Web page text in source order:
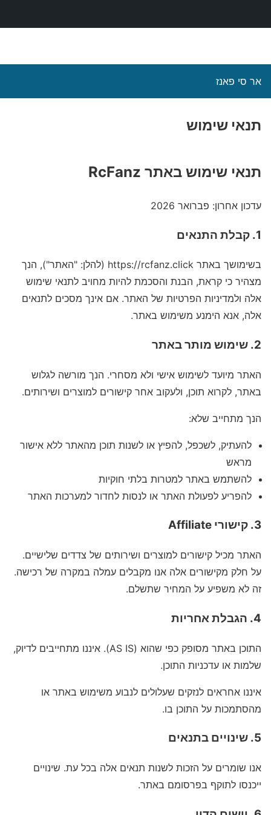
אר סי פאנז
תנאי שימוש
תנאי שימוש באתר RcFanz
עדכון אחרון: פברואר 2026
1. קבלת התנאים
בשימושך באתר https://rcfanz.click (להלן: "האתר"), הנך
מצהיר כי קראת, הבנת והסכמת להיות מחויב לתנאי שימוש
אלה ולמדיניות הפרטיות של האתר. אם אינך מסכים לתנאים
אלה, אנא הימנע משימוש באתר.
2. שימוש מותר באתר
האתר מיועד לשימוש אישי ולא מסחרי. הנך מורשה לגלוש
באתר, לקרוא תוכן, ולעקוב אחר קישורים למוצרים ושירותים.
הנך מתחייב שלא:
להעתיק, לשכפל, להפיץ או לשנות תוכן מהאתר ללא אישור
מראש
להשתמש באתר למטרות בלתי חוקיות
להפריע לפעולת האתר או לנסות לחדור למערכות האתר
3. קישורי Affiliate
האתר מכיל קישורים למוצרים ושירותים של צדדים שלישיים.
על חלק מקישורים אלה אנו מקבלים עמלה במקרה של רכישה.
זה לא משפיע על המחיר שתשלם.
4. הגבלת אחריות
התוכן באתר מסופק כפי שהוא (AS IS). איננו מתחייבים לדיוק,
שלמות או עדכניות התוכן.
איננו אחראים לנזקים שעלולים לנבוע משימוש באתר או
מהסתמכות על התוכן בו.
5. שינויים בתנאים
אנו שומרים על הזכות לשנות תנאים אלה בכל עת. שינויים
ייכנסו לתוקף בפרסומם באתר.